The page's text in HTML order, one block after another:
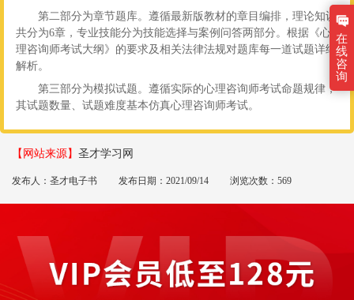
第二部分为章节题库。遵循最新版教材的章目编排，理论知识
共分为6章，专业技能分为技能选择与案例问答两部分。根据《心
理咨询师考试大纲》的要求及相关法律法规对题库每一道试题详细
解析。
第三部分为模拟试题。遵循实际的心理咨询师考试命题规律，
其试题数量、试题难度基本仿真心理咨询师考试。
【网站来源】 圣才学习网
发布人：圣才电子书 发布日期：2021/09/14 浏览次数：569
在
线
咨
询